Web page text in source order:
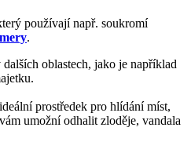
používají např. soukromí
.
oblastech, jako je například
prostředek pro hlídání míst,
umožní odhalit zloděje, vandala